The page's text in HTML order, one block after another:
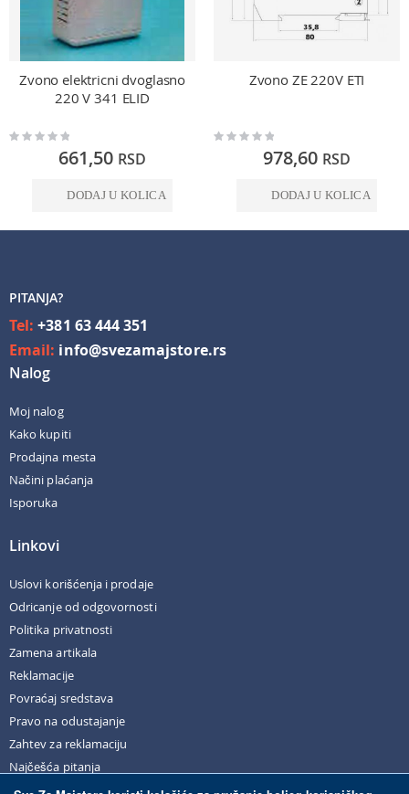
Zvono elektricni dvoglasno
220 V 341 ELID
Rating:
661,50 RSD
DODAJ U KOLICA
Zvono ZE 220V ETI
Rating:
978,60 RSD
DODAJ U KOLICA
PITANJA?
Tel:+381 63 444 351
Email: info@svezamajstore.rs
Nalog
Moj nalog
Kako kupiti
Prodajna mesta
Načini plaćanja
Isporuka
Linkovi
Uslovi korišćenja i prodaje
Odricanje od odgovornosti
Politika privatnosti
Zamena artikala
Reklamacije
Povraćaj sredstava
Pravo na odustajanje
Zahtev za reklamaciju
Najčešća pitanja